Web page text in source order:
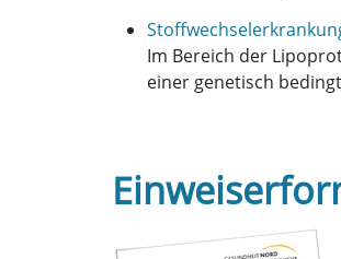
Im Bereich der
einer genetisch